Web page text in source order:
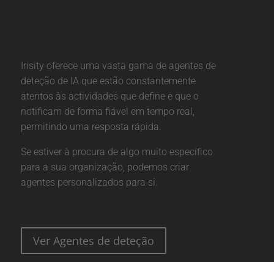
Irisity oferece uma vasta gama de agentes de
deteção de IA que estão constantemente
atentos às actividades que define e que o
notificam de forma fiável em tempo real,
permitindo uma resposta rápida.
Se estiver à procura de algo muito específico
para a sua organização, podemos criar
agentes personalizados para si.
Ver Agentes de deteção